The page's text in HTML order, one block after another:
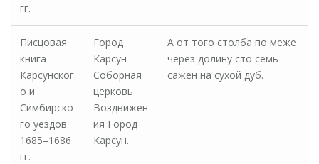
гг.
Писцовая
книга
Карсунског
о и
Симбирско
го уездов
1685–1686
гг.
Город
Карсун
Соборная
церковь
Воздвижен
ия Город
Карсун.
А от того столба по меже
через долину сто семь
сажен на сухой дуб.